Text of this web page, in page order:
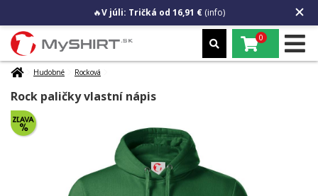
🔥V júli: Tričká od 16,91 € (info)
0
Hudobné Rocková
Rock paličky vlastní nápis